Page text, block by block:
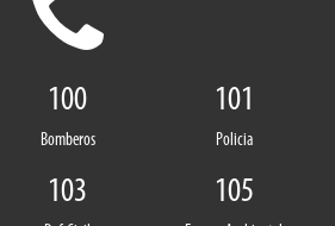
100
Bomberos
101
Policia
103 105